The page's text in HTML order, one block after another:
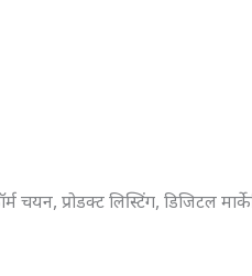
प्रोडक्ट लिस्टिंग, डिजिटल